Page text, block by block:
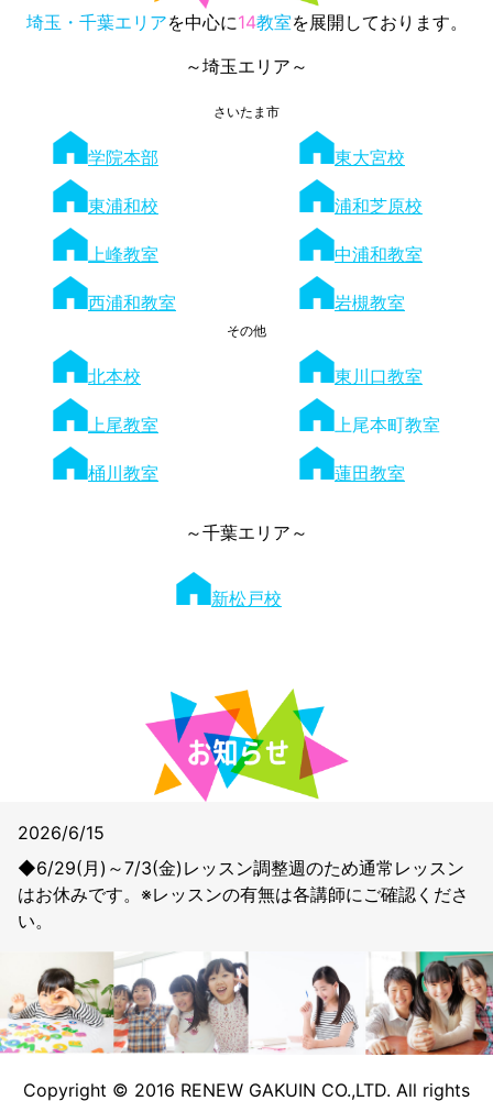
埼玉・千葉エリアを中心に14教室を展開しております。
～埼玉エリア～
さいたま市
学院本部 東大宮校
東浦和校 浦和芝原校
上峰教室 中浦和教室
西浦和教室 岩槻教室
その他
北本校 東川口教室
上尾教室 上尾本町教室
桶川教室 蓮田教室
～千葉エリア～
新松戸校
2026/6/15
◆6/29(月)～7/3(金)レッスン調整週のため通常レッスン
はお休みです。※レッスンの有無は各講師にご確認くださ
い。
Copyright © 2016 RENEW GAKUIN CO.,LTD. All rights